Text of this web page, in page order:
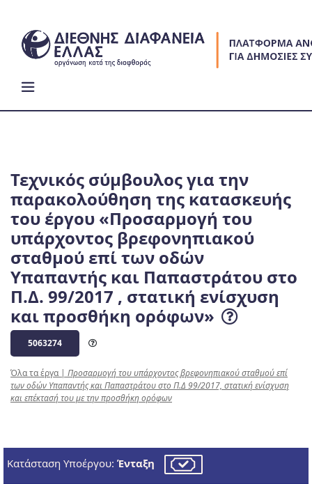
content
Τεχνικός σύμβουλος για την
παρακολούθηση της κατασκευής
του έργου «Προσαρμογή του
υπάρχοντος βρεφονηπιακού
σταθμού επί των οδών
Υπαπαντής και Παπαστράτου στο
Π.Δ. 99/2017 , στατική ενίσχυση
και προσθήκη ορόφων»
5063274
Όλα τα έργα| Προσαρμογή του υπάρχοντος βρεφονηπιακού σταθμού επί
των οδών Υπαπαντής και Παπαστράτου στο Π.Δ 99/2017, στατική ενίσχυση
και επέκτασή του με την προσθήκη ορόφων
Κατάσταση Υποέργου: Ένταξη